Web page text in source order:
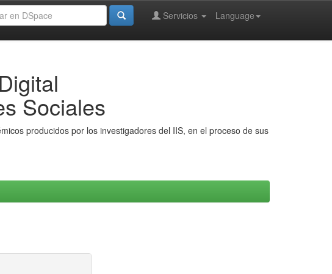
Language
Servicios
Sociales
producidos por los investigadores del IIS, en el proceso de sus